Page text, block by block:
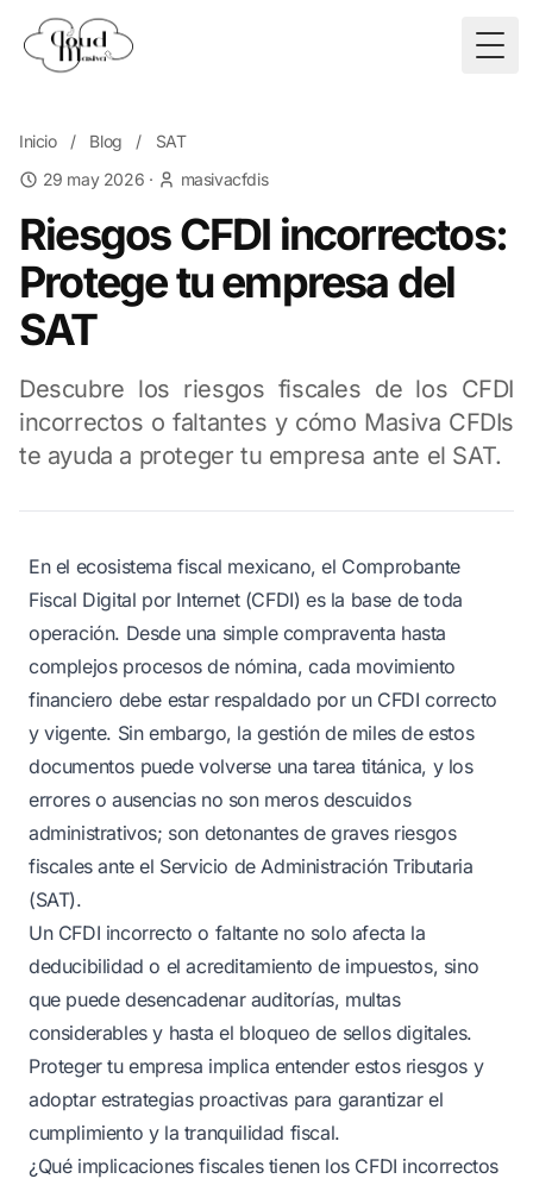
Inicio / Blog /
SAT
29 may 2026 · masivacfdis
Riesgos CFDI incorrectos:
Protege tu empresa del
SAT
Descubre los riesgos fiscales de los CFDI
incorrectos o faltantes y cómo Masiva CFDIs
te ayuda a proteger tu empresa ante el SAT.
En el ecosistema fiscal mexicano, el Comprobante
Fiscal Digital por Internet (CFDI) es la base de toda
operación. Desde una simple compraventa hasta
complejos procesos de nómina, cada movimiento
financiero debe estar respaldado por un CFDI correcto
y vigente. Sin embargo, la gestión de miles de estos
documentos puede volverse una tarea titánica, y los
errores o ausencias no son meros descuidos
administrativos; son detonantes de graves riesgos
fiscales ante el Servicio de Administración Tributaria
(SAT).
Un CFDI incorrecto o faltante no solo afecta la
deducibilidad o el acreditamiento de impuestos, sino
que puede desencadenar auditorías, multas
considerables y hasta el bloqueo de sellos digitales.
Proteger tu empresa implica entender estos riesgos y
adoptar estrategias proactivas para garantizar el
cumplimiento y la tranquilidad fiscal.
¿Qué implicaciones fiscales tienen los CFDI incorrectos